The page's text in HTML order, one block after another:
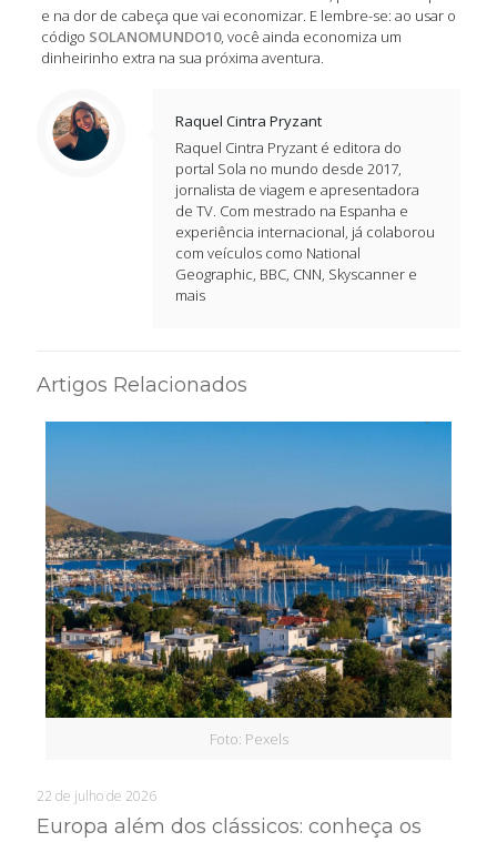
e na dor de cabeça que vai economizar. E lembre-se: ao usar o
código SOLANOMUNDO10, você ainda economiza um
dinheirinho extra na sua próxima aventura.
Raquel Cintra Pryzant
Raquel Cintra Pryzant é editora do
portal Sola no mundo desde 2017,
jornalista de viagem e apresentadora
de TV. Com mestrado na Espanha e
experiência internacional, já colaborou
com veículos como National
Geographic, BBC, CNN, Skyscanner e
mais
Artigos Relacionados
Foto: Pexels
22 de julho de 2026
Europa além dos clássicos: conheça os